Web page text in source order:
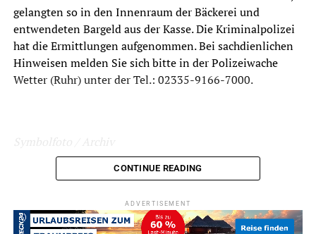
gelangten so in den Innenraum der Bäckerei und
entwendeten Bargeld aus der Kasse. Die Kriminalpolizei
hat die Ermittlungen aufgenommen. Bei sachdienlichen
Hinweisen melden Sie sich bitte in der Polizeiwache
Wetter (Ruhr) unter der Tel.: 02335-9166-7000.
Symbolfoto / Archiv
ADVERTISEMENT
CONTINUE READING
ADVERTISEMENT